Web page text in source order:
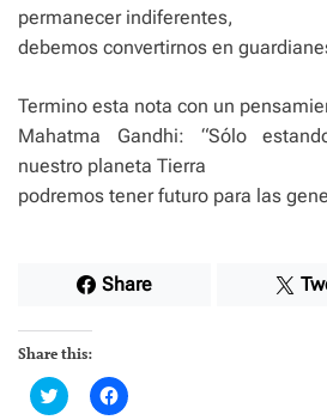
permanecer indiferentes,
debemos convertirnos en
Termino esta nota con un
Mahatma Gandhi: “Sólo
nuestro planeta Tierra
podremos tener futuro para las
Share
Share this:
C
l
C
l